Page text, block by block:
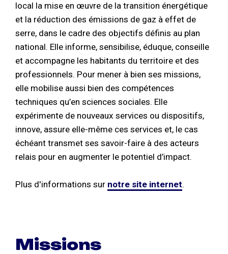
local la mise en œuvre de la transition énergétique
et la réduction des émissions de gaz à effet de
serre, dans le cadre des objectifs définis au plan
national. Elle informe, sensibilise, éduque, conseille
et accompagne les habitants du territoire et des
professionnels. Pour mener à bien ses missions,
elle mobilise aussi bien des compétences
techniques qu’en sciences sociales. Elle
expérimente de nouveaux services ou dispositifs,
innove, assure elle-même ces services et, le cas
échéant transmet ses savoir-faire à des acteurs
relais pour en augmenter le potentiel d’impact.
Plus d'informations sur notre site internet.
Missions